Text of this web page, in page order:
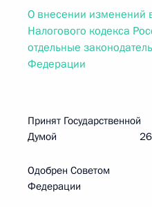
О внесении изменений
Налогового кодекса
отдельные
Федерации
Принят Государственной
Думой 26
Одобрен Советом
Федерации 27